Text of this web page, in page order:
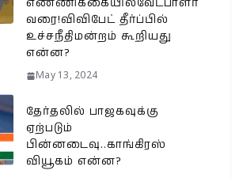
வரை!விவிபேட் தீர்ப்பில்
உச்சநீதிமன்றம் கூறியது
என்ன?
May 13, 2024
தேர்தலில் பாஜகவுக்கு
ஏற்படும்
பின்னடைவு..காங்கிரஸ்
வியூகம் என்ன?